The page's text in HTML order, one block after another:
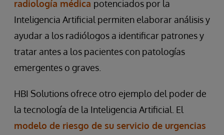
radiología médica potenciados por la
Inteligencia Artificial permiten elaborar análisis y
ayudar a los radiólogos a identificar patrones y
tratar antes a los pacientes con patologías
emergentes o graves.
HBI Solutions ofrece otro ejemplo del poder de
la tecnología de la Inteligencia Artificial. El
modelo de riesgo de su servicio de urgencias